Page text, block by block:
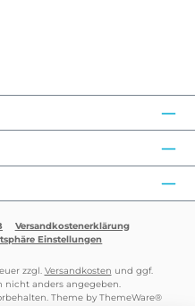
Versandkostenerklärung
Einstellungen
zzgl. Versandkosten und ggf.
nicht anders angegeben.
Theme by ThemeWare®